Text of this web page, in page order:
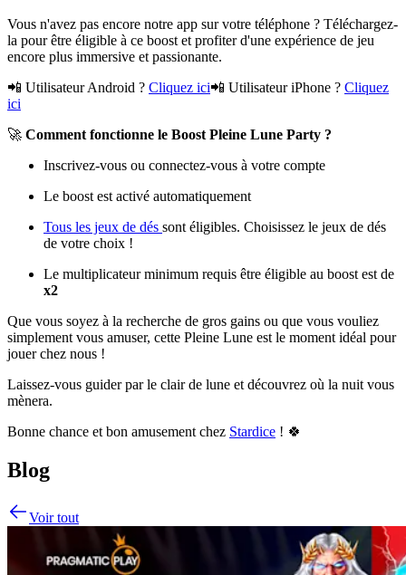
Vous n'avez pas encore notre app sur votre téléphone ? Téléchargez-
la pour être éligible à ce boost et profiter d'une expérience de jeu
encore plus immersive et passionante.
📲 Utilisateur Android ? Cliquez ici📲 Utilisateur iPhone ? Cliquez
ici
🚀 Comment fonctionne le Boost Pleine Lune Party ?
Inscrivez-vous ou connectez-vous à votre compte
Le boost est activé automatiquement
Tous les jeux de dés sont éligibles. Choisissez le jeux de dés
de votre choix !
Le multiplicateur minimum requis être éligible au boost est de
x2
Que vous soyez à la recherche de gros gains ou que vous vouliez
simplement vous amuser, cette Pleine Lune est le moment idéal pour
jouer chez nous !
Laissez-vous guider par le clair de lune et découvrez où la nuit vous
mènera.
Bonne chance et bon amusement chez Stardice ! 🍀
Blog
Voir tout